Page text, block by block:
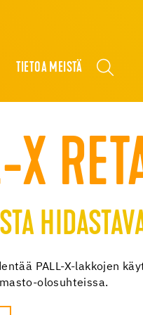
TIETOA MEISTÄ
X
PALL-X-lakkojen
olosuhteissa.